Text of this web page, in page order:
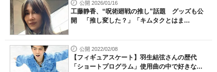
公開 2026/01/16
工藤静香、“呪術廻戦の推し”話題 グッズも公
開 「推し変した？」「キムタクとはま...
公開 2022/02/08
【フィギュアスケート】羽生結弦さんの歴代
「ショートプログラム」使用曲の中で好きな...